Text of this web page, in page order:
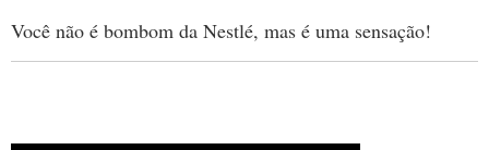
Você não é bombom da Nestlé, mas é uma sensação!